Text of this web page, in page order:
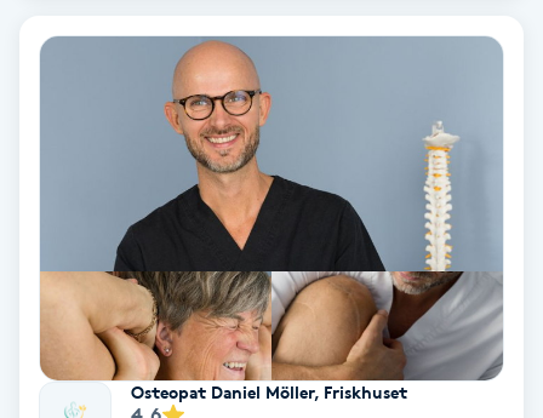
Fotvård
Fransfärgning
Fransförlängning
Fransförlängning Megavolym
Osteopat Daniel Möller, Friskhuset